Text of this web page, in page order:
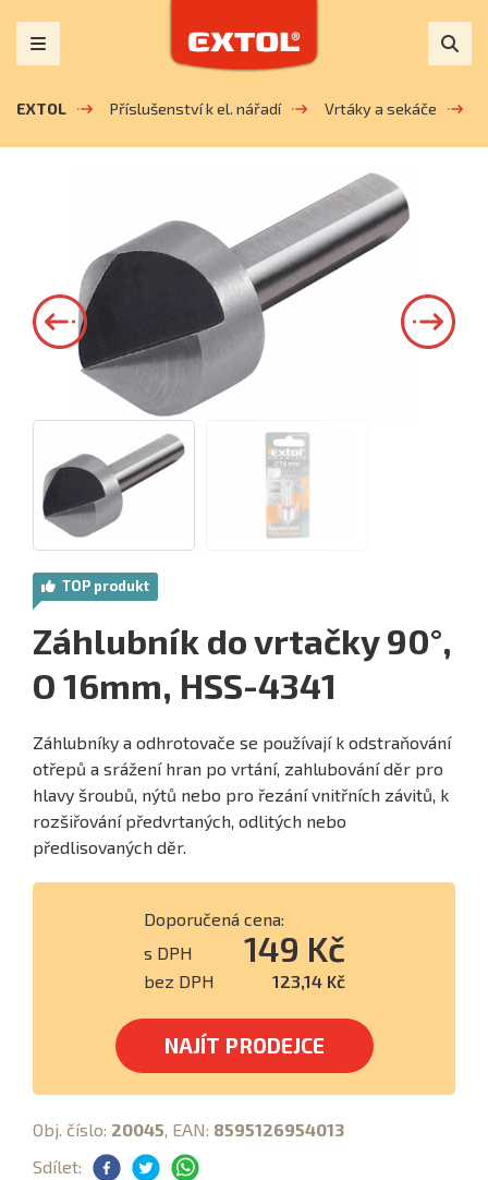
EXTOL Příslušenství k el. nářadí Vrtáky a sekáče
TOP produkt
Záhlubník do vrtačky 90°,
O 16mm, HSS-4341
Záhlubníky a odhrotovače se používají k odstraňování
otřepů a srážení hran po vrtání, zahlubování děr pro
hlavy šroubů, nýtů nebo pro řezání vnitřních závitů, k
rozšiřování předvrtaných, odlitých nebo
předlisovaných děr.
Doporučená cena:
s DPH
149 Kč
bez DPH 123,14 Kč
NAJÍT PRODEJCE
Obj. číslo: 20045 , EAN: 8595126954013
Sdílet: